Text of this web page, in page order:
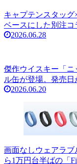
キャプテンスタッ
ベースにした別注コ
2026.06.28
傑作ウイスキー「
ル缶が登場。発売日
2026.06.20
画面なしウェアラ
ら1万円台半ばの「